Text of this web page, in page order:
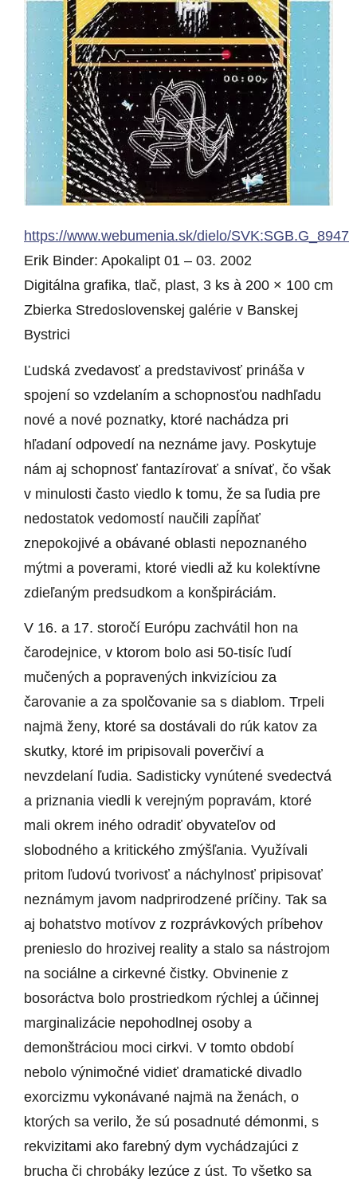
https://www.webumenia.sk/dielo/SVK:SGB.G_8947
Erik Binder: Apokalipt 01 – 03. 2002
Digitálna grafika, tlač, plast, 3 ks à 200 × 100 cm
Zbierka Stredoslovenskej galérie v Banskej
Bystrici
Ľudská zvedavosť a predstavivosť prináša v
spojení so vzdelaním a schopnosťou nadhľadu
nové a nové poznatky, ktoré nachádza pri
hľadaní odpovedí na neznáme javy. Poskytuje
nám aj schopnosť fantazírovať a snívať, čo však
v minulosti často viedlo k tomu, že sa ľudia pre
nedostatok vedomostí naučili zapĺňať
znepokojivé a obávané oblasti nepoznaného
mýtmi a poverami, ktoré viedli až ku kolektívne
zdieľaným predsudkom a konšpiráciám.
V 16. a 17. storočí Európu zachvátil hon na
čarodejnice, v ktorom bolo asi 50-tisíc ľudí
mučených a popravených inkvizíciou za
čarovanie a za spolčovanie sa s diablom. Trpeli
najmä ženy, ktoré sa dostávali do rúk katov za
skutky, ktoré im pripisovali poverčiví a
nevzdelaní ľudia. Sadisticky vynútené svedectvá
a priznania viedli k verejným popravám, ktoré
mali okrem iného odradiť obyvateľov od
slobodného a kritického zmýšľania. Využívali
pritom ľudovú tvorivosť a náchylnosť pripisovať
neznámym javom nadprirodzené príčiny. Tak sa
aj bohatstvo motívov z rozprávkových príbehov
prenieslo do hrozivej reality a stalo sa nástrojom
na sociálne a cirkevné čistky. Obvinenie z
bosoráctva bolo prostriedkom rýchlej a účinnej
marginalizácie nepohodlnej osoby a
demonštráciou moci cirkvi. V tomto období
nebolo výnimočné vidieť dramatické divadlo
exorcizmu vykonávané najmä na ženách, o
ktorých sa verilo, že sú posadnuté démonmi, s
rekvizitami ako farebný dym vychádzajúci z
brucha či chrobáky lezúce z úst. To všetko sa